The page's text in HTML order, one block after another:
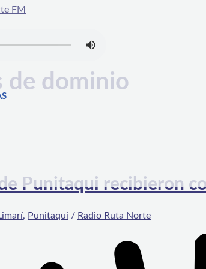
de dominio
Punitaqui recibieron
, Punitaqui / Radio Ruta Norte